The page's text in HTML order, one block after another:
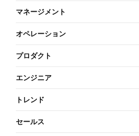
マネージメント
オペレーション
プロダクト
エンジニア
トレンド
セールス